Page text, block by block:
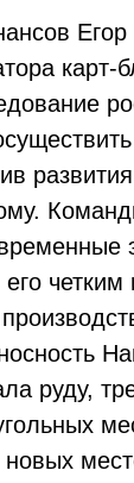
Егор
карт-
четким
руду,
новых